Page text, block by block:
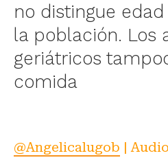
no distingue
la población. Los
geriátricos
comida
@Angelicalugob |